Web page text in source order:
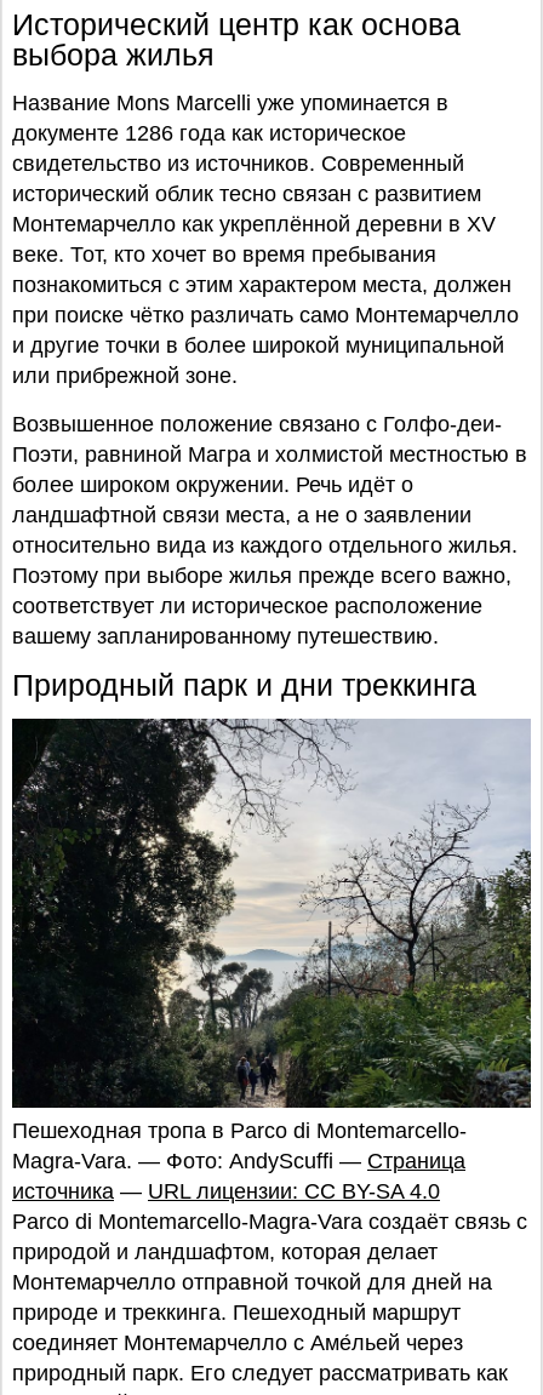
Исторический центр как основа
выбора жилья
Название Mons Marcelli уже упоминается в
документе 1286 года как историческое
свидетельство из источников. Современный
исторический облик тесно связан с развитием
Монтемарчелло как укреплённой деревни в XV
веке. Тот, кто хочет во время пребывания
познакомиться с этим характером места, должен
при поиске чётко различать само Монтемарчелло
и другие точки в более широкой муниципальной
или прибрежной зоне.
Возвышенное положение связано с Голфо-деи-
Поэти, равниной Магра и холмистой местностью в
более широком окружении. Речь идёт о
ландшафтной связи места, а не о заявлении
относительно вида из каждого отдельного жилья.
Поэтому при выборе жилья прежде всего важно,
соответствует ли историческое расположение
вашему запланированному путешествию.
Природный парк и дни треккинга
Пешеходная тропа в Parco di Montemarcello-
Magra-Vara. — Фото: AndyScuffi — Страница
источника — URL лицензии: CC BY-SA 4.0
Parco di Montemarcello-Magra-Vara создаёт связь с
природой и ландшафтом, которая делает
Монтемарчелло отправной точкой для дней на
природе и треккинга. Пешеходный маршрут
соединяет Монтемарчелло с Аме́льей через
природный парк. Его следует рассматривать как